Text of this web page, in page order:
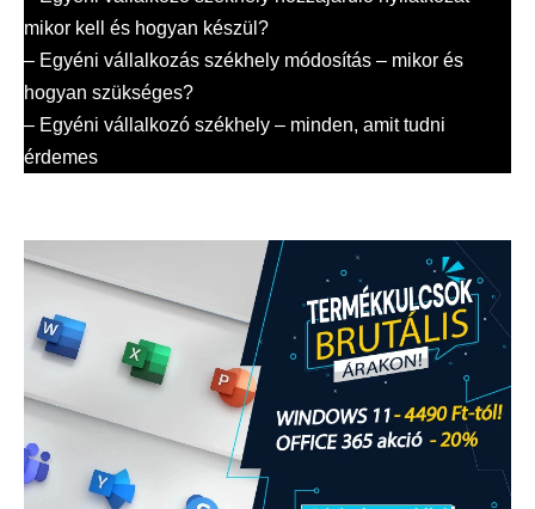
mikor kell és hogyan készül?
– Egyéni vállalkozás székhely módosítás – mikor és
hogyan szükséges?
– Egyéni vállalkozó székhely – minden, amit tudni
érdemes